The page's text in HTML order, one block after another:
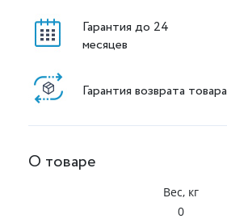
Гарантия до 24
месяцев
Гарантия возврата товара
О товаре
Вес, кг
0